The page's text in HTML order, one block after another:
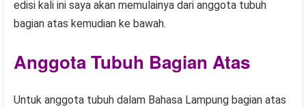
edisi kali ini saya akan memulainya dari anggota tubuh
bagian atas kemudian ke bawah.
Anggota Tubuh Bagian Atas
Untuk anggota tubuh dalam Bahasa Lampung bagian atas